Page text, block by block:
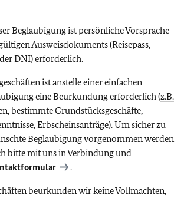
Beglaubigung ist persönliche Vorsprache
Ausweisdokuments (Reisepass,
DNI) erforderlich.
ist anstelle einer einfachen
eine Beurkundung erforderlich (z.B.
bestimmte Grundstücksgeschäfte,
Erbscheinsanträge). Um sicher zu
Beglaubigung vorgenommen werden
bitte mit uns in Verbindung und
.
beurkunden wir keine Vollmachten,